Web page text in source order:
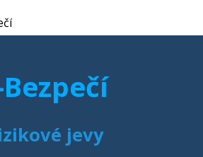
Bezpečí
jevy